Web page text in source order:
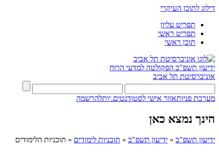
דילוג לתוכן העיקרי
תפריט עליון
תפריט ראשי
תוכן ראשי
ידיעון תשפ"ב הפקולטה למדעי הרוח
אוניברסיטת תל אביב
מערכת פניותאזור אישי לסטודנטים.יותלהרשמה
הינך נמצא כאן
ידיעון תשפ"ב » ידיעון תשפ"ב » תוכניות לימודים » תוכניות הלימודים